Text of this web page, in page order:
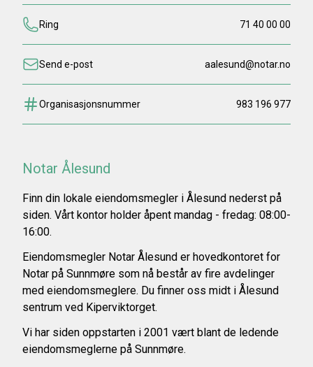
Ring 71 40 00 00
Send e-post aalesund@notar.no
Organisasjonsnummer 983 196 977
Notar Ålesund
Finn din lokale eiendomsmegler i Ålesund nederst på
siden. Vårt kontor holder åpent mandag - fredag: 08:00-
16:00.
Eiendomsmegler Notar Ålesund er hovedkontoret for
Notar på Sunnmøre som nå består av fire avdelinger
med eiendomsmeglere. Du finner oss midt i Ålesund
sentrum ved Kiperviktorget.
Vi har siden oppstarten i 2001 vært blant de ledende
eiendomsmeglerne på Sunnmøre.